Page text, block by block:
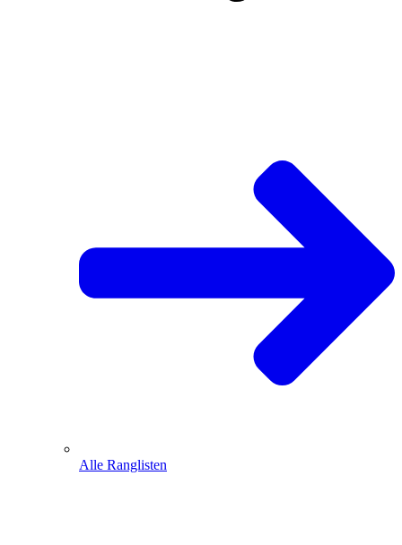
Alle Ranglisten